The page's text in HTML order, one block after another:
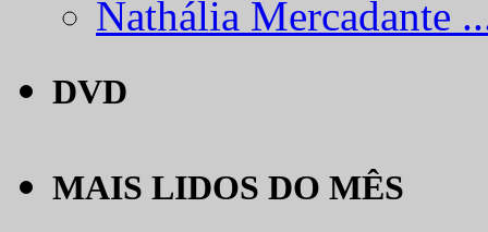
Nathália Mercadante
DVD
MAIS LIDOS DO MÊS